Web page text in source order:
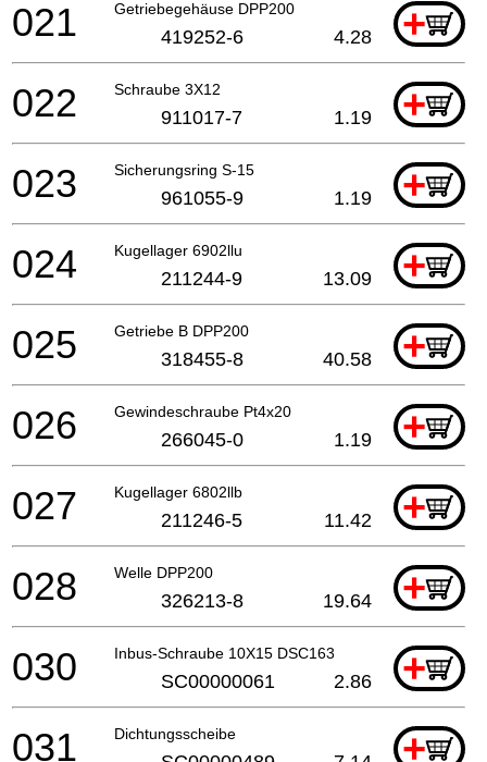
Getriebegehäuse DPP200 +
021 419252-6 4.28
Schraube 3X12 +
022 911017-7 1.19
Sicherungsring S-15 +
023 961055-9 1.19
Kugellager 6902llu +
024 211244-9 13.09
Getriebe B DPP200 +
025 318455-8 40.58
Gewindeschraube Pt4x20 +
026 266045-0 1.19
Kugellager 6802llb +
027 211246-5 11.42
Welle DPP200 +
028 326213-8 19.64
Inbus-Schraube 10X15 DSC163 +
030 SC00000061 2.86
Dichtungsscheibe +
031